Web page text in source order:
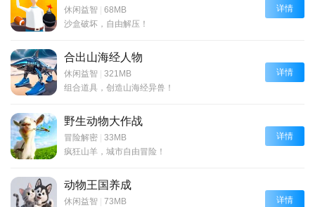
休闲益智
68MB
沙盒破坏，自由解压！
详情
合出山海经人物
休闲益智
321MB
组合道具，创造山海经异兽！
详情
野生动物大作战
冒险解密
33MB
疯狂山羊，城市自由冒险！
详情
动物王国养成
休闲益智
73MB
详情